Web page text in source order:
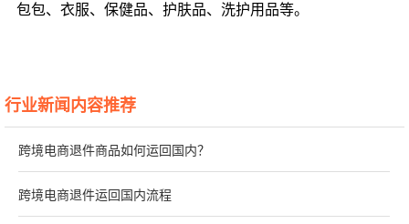
包包、衣服、保健品、护肤品、洗护用品等。
行业新闻内容推荐
跨境电商退件商品如何运回国内？
跨境电商退件运回国内流程